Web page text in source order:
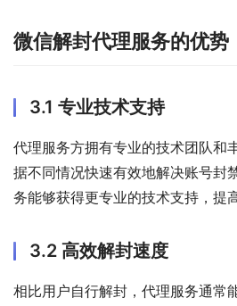
微信解封代理服务的优势
3.1 专业技术支持
代理服务方拥有专业的技术团队和
据不同情况快速有效地解决账号封
务能够获得更专业的技术支持，提
3.2 高效解封速度
相比用户自行解封，代理服务通常